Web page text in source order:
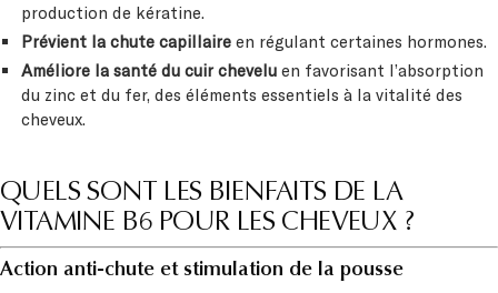
production de kératine.
Prévient la chute capillaire en régulant certaines hormones.
Améliore la santé du cuir cheveluen favorisant l’absorption
du zinc et du fer, des éléments essentiels à la vitalité des
cheveux.
QUELS SONT LES BIENFAITS DE LA
VITAMINE B6 POUR LES CHEVEUX ?
Action anti-chute et stimulation de la pousse